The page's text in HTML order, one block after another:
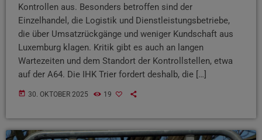
Kontrollen aus. Besonders betroffen sind der
Einzelhandel, die Logistik und Dienstleistungsbetriebe,
die über Umsatzrückgänge und weniger Kundschaft aus
Luxemburg klagen. Kritik gibt es auch an langen
Wartezeiten und dem Standort der Kontrollstellen, etwa
auf der A64. Die IHK Trier fordert deshalb, die […]
today 30. OKTOBER 2025 19